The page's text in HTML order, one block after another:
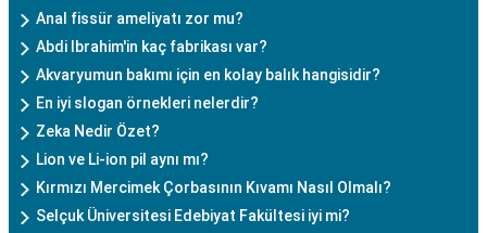
Anal fissür ameliyatı zor mu?
Abdi Ibrahim'in kaç fabrikası var?
Akvaryumun bakımı için en kolay balık hangisidir?
En iyi slogan örnekleri nelerdir?
Zeka Nedir Özet?
Lion ve Li-ion pil aynı mı?
Kırmızı Mercimek Çorbasının Kıvamı Nasıl Olmalı?
Selçuk Üniversitesi Edebiyat Fakültesi iyi mi?